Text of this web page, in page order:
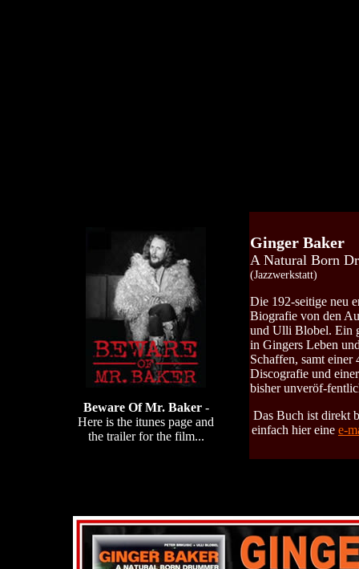
Beware Of Mr. Baker -
Here is the itunes page and
the trailer for the film...
Ginger Baker
A Natural Born
(Jazzwerkstatt)
Die 192-seitige neu
Biografie von den
und Ulli Blobel. Ein
in Gingers Leben
Schaffen, samt einer
Discografie und
bisher unveröf-
Das Buch ist direkt
einfach hier eine e-